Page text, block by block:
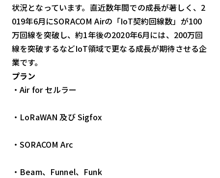
状況となっています。直近数年間での成長が著しく、2
019年6月にSORACOM Airの「IoT契約回線数」が100
万回線を突破し、約1年後の2020年6月には、200万回
線を突破するなどIoT領域で更なる成長が期待させる企
業です。
プラン
・Air for セルラー
・LoRaWAN 及び Sigfox
・SORACOM Arc
・Beam、Funnel、Funk